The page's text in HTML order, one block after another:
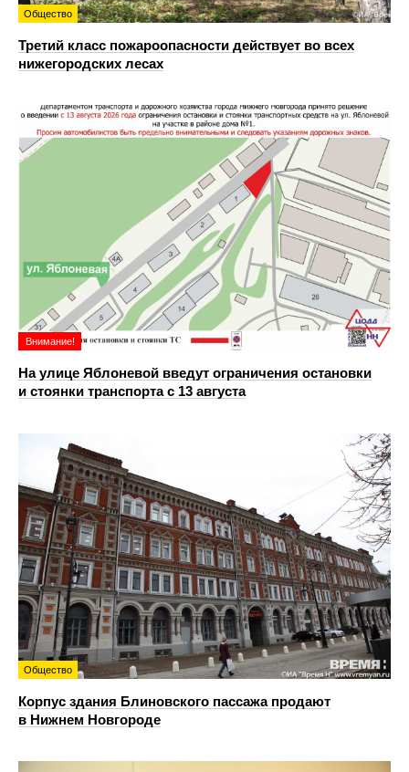
Общество
Третий класс пожароопасности действует во всех
нижегородских лесах
Внимание!
На улице Яблоневой введут ограничения остановки
и стоянки транспорта с 13 августа
Общество
Корпус здания Блиновского пассажа продают
в Нижнем Новгороде